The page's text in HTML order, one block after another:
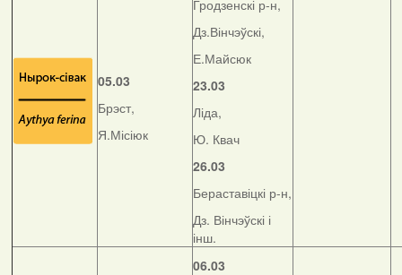
05.03
Брэст,
Я.Місіюк
Гродзенскі р-н,
Дз.Вінчэўскі,
Е.Майсюк
23.03
Ліда,
Ю. Квач
26.03
Бераставіцкі р-н,
Дз. Вінчэўскі і
інш.
06.03